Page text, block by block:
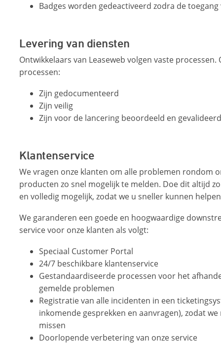
Badges worden gedeactiveerd zodra de
Levering van diensten
Ontwikkelaars van Leaseweb volgen vaste processen.
processen:
Zijn gedocumenteerd
Zijn veilig
Zijn voor de lancering beoordeeld en gevalideerd
Klantenservice
We vragen onze klanten om alle problemen rondom
producten zo snel mogelijk te melden. Doe dit altijd
en volledig mogelijk, zodat we u sneller kunnen
We garanderen een goede en hoogwaardige
service voor onze klanten als volgt:
Speciaal Customer Portal
24/7 beschikbare klantenservice
Gestandaardiseerde processen voor het
gemelde problemen
Registratie van alle incidenten in een
inkomende gesprekken en aanvragen), zodat we
missen
Doorlopende verbetering van onze service